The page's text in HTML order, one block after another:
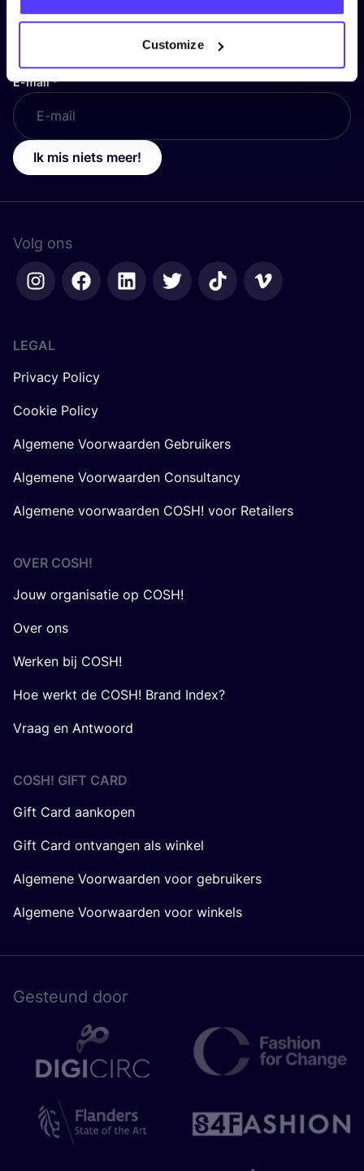
Customize
Voornaam*
E-mail*
Ik mis niets meer!
Volg ons
LEGAL
Privacy Policy
Cookie Policy
Algemene Voorwaarden Gebruikers
Algemene Voorwaarden Consultancy
Algemene voorwaarden COSH! voor Retailers
OVER COSH!
Jouw organisatie op COSH!
Over ons
Werken bij COSH!
Hoe werkt de COSH! Brand Index?
Vraag en Antwoord
COSH! GIFT CARD
Gift Card aankopen
Gift Card ontvangen als winkel
Algemene Voorwaarden voor gebruikers
Algemene Voorwaarden voor winkels
Gesteund door